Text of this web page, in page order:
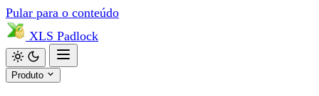
Pular para o conteúdo
XLS Padlock
Produto